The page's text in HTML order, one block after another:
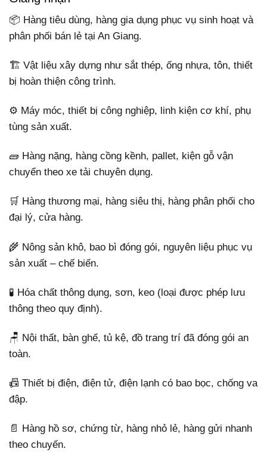
📦 Hàng tiêu dùng, hàng gia dụng phục vụ sinh hoạt và
phân phối bán lẻ tại An Giang.
🏗️ Vật liệu xây dựng như sắt thép, ống nhựa, tôn, thiết
bị hoàn thiện công trình.
⚙️ Máy móc, thiết bị công nghiệp, linh kiện cơ khí, phụ
tùng sản xuất.
🧱 Hàng nặng, hàng cồng kềnh, pallet, kiện gỗ vận
chuyển theo xe tải chuyên dụng.
🛒 Hàng thương mại, hàng siêu thị, hàng phân phối cho
đại lý, cửa hàng.
🌾 Nông sản khô, bao bì đóng gói, nguyên liệu phục vụ
sản xuất – chế biến.
🧪 Hóa chất thông dụng, sơn, keo (loại được phép lưu
thông theo quy định).
🪑 Nội thất, bàn ghế, tủ kệ, đồ trang trí đã đóng gói an
toàn.
📠 Thiết bị điện, điện tử, điện lạnh có bao bọc, chống va
đập.
📄 Hàng hồ sơ, chứng từ, hàng nhỏ lẻ, hàng gửi nhanh
theo chuyến.